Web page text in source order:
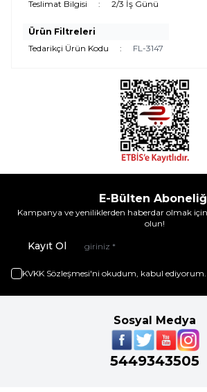
Teslimat Bilgisi
: 2/3 İş Günü
Ürün Filtreleri
Tedarikçi Ürün Kodu
: FL-3147
E-Bülten
Kampanya ve yeniliklerden haberdar olmak
olun!
Kayıt Ol
KVKK Sözleşmesi'ni okudum, kabul ediyorum.
Sosyal Medya
5449343505